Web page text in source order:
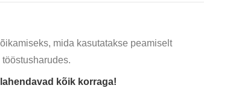
mida kasutatakse peamiselt
kõik korraga!